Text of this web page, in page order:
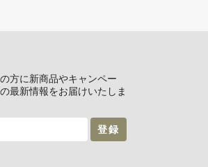
方に新商品やキャンペー
最新情報をお届けいたしま
登録